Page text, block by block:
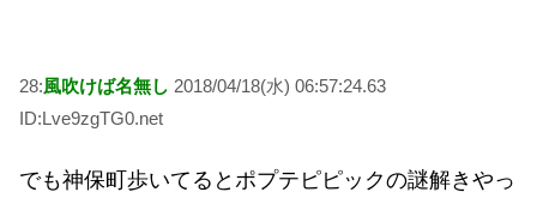
28:風吹けば名無し 2018/04/18(水) 06:57:24.63
ID:Lve9zgTG0.net
でも神保町歩いてるとポプテピピックの謎解きやっ